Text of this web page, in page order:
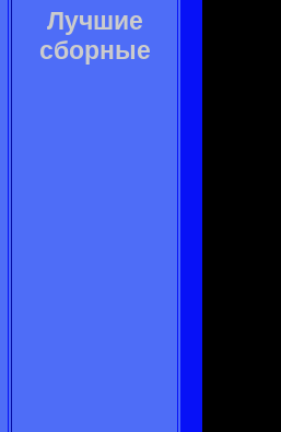
Лучшие
сборные